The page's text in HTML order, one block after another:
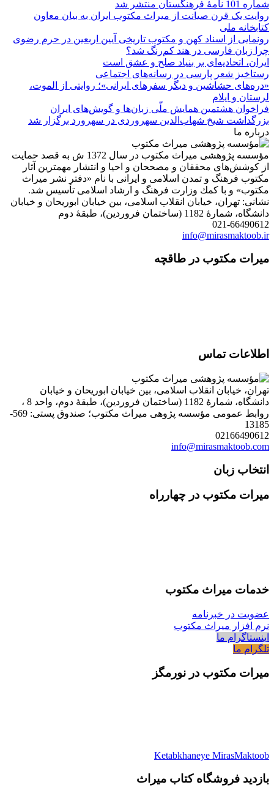
یک قرن صیانت از میراث مکتوب ایران به بیان معاون
ملی
از اسناد کهن و مکتوب تاریخی آیین اربعین در حرم رضوی
فارسی در هند کم‌رنگ شد؟
اتحادیه‌ای بر بنیاد صلح و عشق است
شعر پارسی در رسانه‌های اجتماعی
حشاشین و دیگر سفرهای ایرانی»؛ روایتی از الموت،
و ایلام
هشتمین همایش ملّی زبان‌ها و گویش‌های ایران
شیخ شهاب‌الدین سهروردی در سهرورد برگزار شد
ما
مؤسسه پژوهشی میراث مكتوب در سال 1372 ش به قصد حمایت
محققان و مصححان و احیا و انتشار مهمترین آثار
و تمدن اسلامی و ایرانی با نام «دفتر نشر میراث
و با كمك وزارت فرهنگ و ارشاد اسلامی تأسیس شد.
خیابان انقلاب اسلامی، بین خیابان ابوریحان و خیابان
(ساختمان فروردین)، طبقۀ دوم
021-
مکتوب در طاقچه
تماس
خیابان انقلاب اسلامی، بین خیابان ابوریحان و خیابان
دانشگاه، شمارۀ 1182 (ساختمان فروردین)، طبقۀ دوم، واحد 8 ،
روابط عمومی مؤسسه پژوهی میراث مکتوب؛ صندوق پستی: 569-
زبان
مکتوب در چهارراه
میراث مکتوب
در خبرنامه
میراث مکتوب
ما
ما
مکتوب در نورمگز
Ketabkhaneye
فروشگاه کتاب میراث